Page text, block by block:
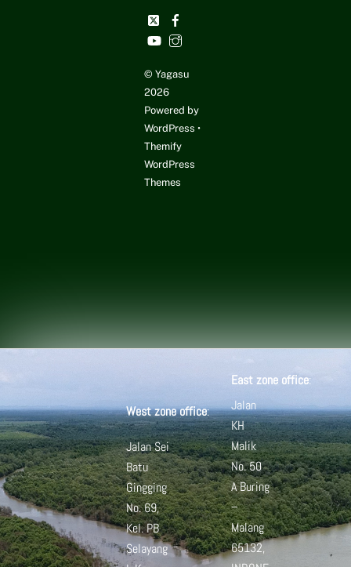
Twitter
YouTubeInstagram
©Yagasu
2026
Powered by
WordPress •
Themify
WordPress
Themes
West zone office:
Jalan Sei
Batu
Gingging
No. 69,
Kel. PB
Selayang
East zone office:
Jalan
KH
Malik
No. 50
ABuring
–
Malang
65132,